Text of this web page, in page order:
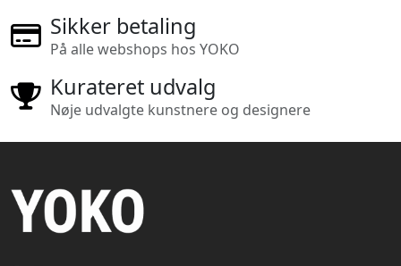
Sikker betaling
På alle webshops hos YOKO
Kurateret udvalg
Nøje udvalgte kunstnere og designere